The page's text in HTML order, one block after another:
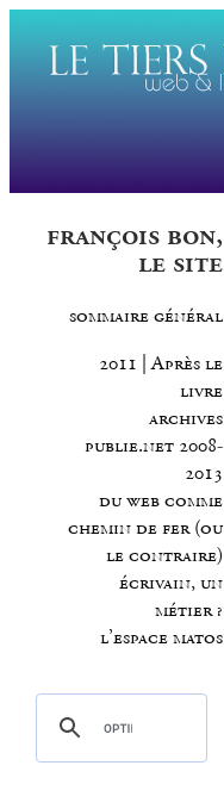
françois bon,
le site
sommaire général
2011 | Après le
livre
archives
publie.net 2008-
2013
du web comme
chemin de fer (ou
le contraire)
écrivain, un
métier ?
l’espace matos